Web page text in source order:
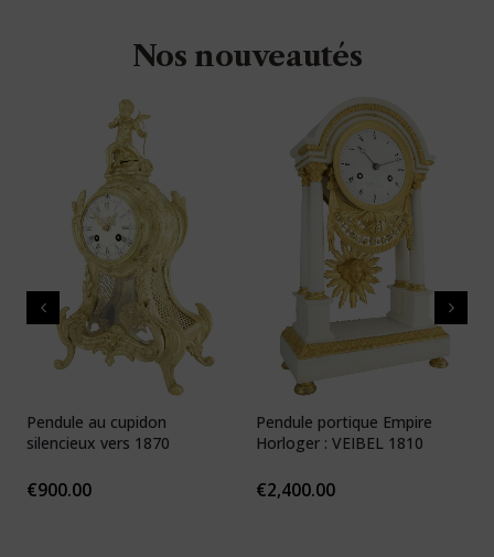
Nos nouveautés
Pendule au cupidon
silencieux vers 1870
€900.00
Pendule portique Empire
Horloger : VEIBEL 1810
€2,400.00